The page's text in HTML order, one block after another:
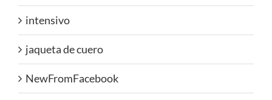
intensivo
jaqueta de cuero
NewFromFacebook